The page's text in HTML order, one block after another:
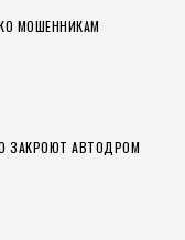
МОШЕННИКАМ
ЗАКРОЮТ АВТОДРОМ